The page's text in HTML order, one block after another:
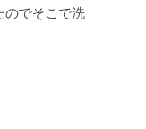
のでそこで洗